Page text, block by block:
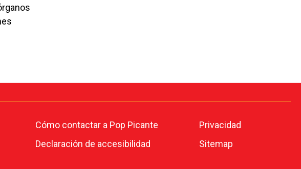
Cómo contactar a Pop Picante
Privacidad
Declaración de accesibilidad
Sitemap